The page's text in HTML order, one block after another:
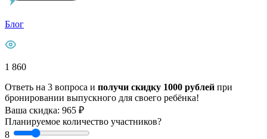
Блог
1 860
Ответь на 3 вопроса и получи скидку 1000 рублей при
бронировании выпускного для своего ребёнка!
Ваша скидка: 965 ₽
Планируемое количество участников?
8